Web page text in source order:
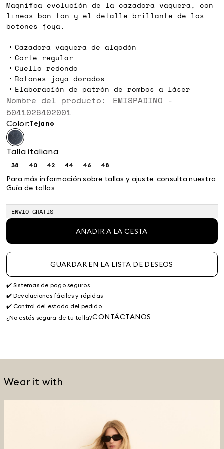
Magnífica evolución de la cazadora vaquera, con
líneas bon ton y el detalle brillante de los
botones joya.
Cazadora vaquera de algodón
Corte regular
Cuello redondo
Botones joya dorados
Elaboración de patrón de rombos a láser
Nombre del producto: EMISPADINO -
5041026402001
Color: tejano
Talla italiana
38Size: 40Size:
40
42Size:44Size:
44
46Size:
46
48Size:
48
Para más información sobre tallas y ajuste, consulta nuestra
Guía de tallas
ENVIO GRATIS
AÑADIR A LA CESTA
GUARDAR EN LA LISTA DE DESEOS
✔️ Sistemas de pago seguros
✔️ Devoluciones fáciles y rápidas
✔️ Control del estado del pedido
¿No estás segura de tu talla?CONTÁCTANOS
Wear it with